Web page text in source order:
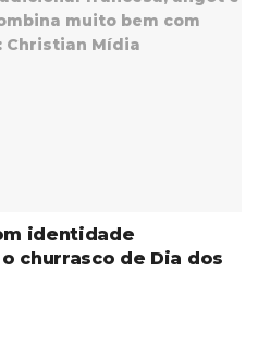
identidade
churrasco de Dia dos